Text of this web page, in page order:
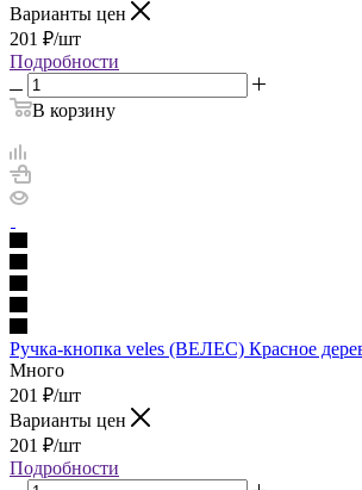
Варианты цен
201 ₽/шт
Подробности
В корзину
Ручка-кнопка veles (ВЕЛЕС) Красное
Много
201 ₽/шт
Варианты цен
201 ₽/шт
Подробности